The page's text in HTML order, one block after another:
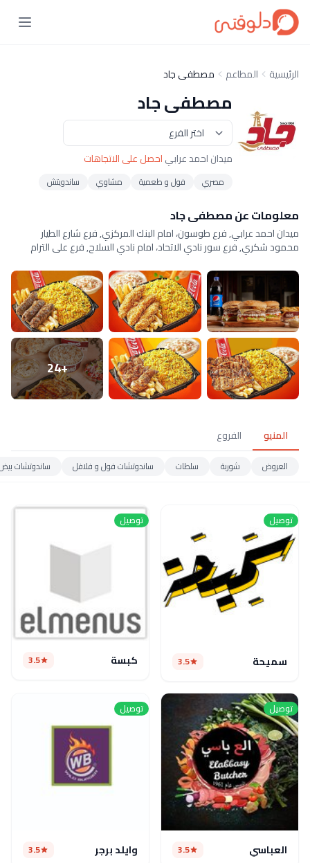
الرئيسية المطاعم مصطفى جاد
مصطفى جاد
ميدان احمد عرابياحصل على الاتجاهات
مصري فول و طعمية مشاوي ساندويتش
معلومات عن مصطفى جاد
ميدان احمد عرابي, فرع طوسون، امام البنك المركزي, فرع شارع الطيار
محمود شكري, فرع سور نادي الاتحاد، امام نادي السلاح, فرع على الترام
+24
المنيو الفروع
العروض شوربة سلطات ساندوتشات فول و فلافل ساندوتشات
توصيل
سميحة 3.5
توصيل
كبسة 3.5
توصيل
العباسي 3.5
توصيل
وايلد برجر 3.5